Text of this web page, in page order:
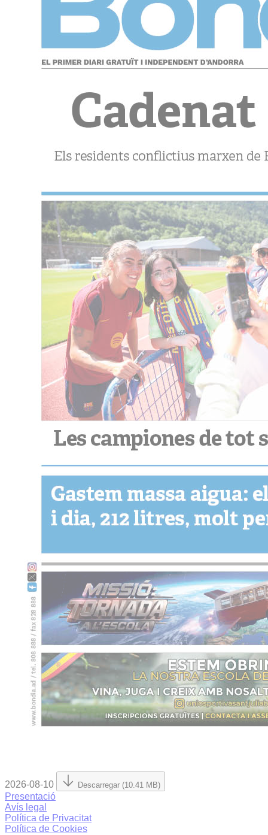
2026-08-10 Descarregar (10.41 MB)
Presentació
Avís legal
Política de Privacitat
Política de Cookies